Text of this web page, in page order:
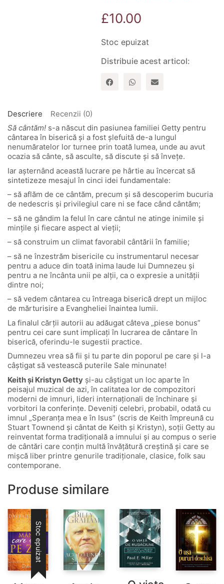
£10.00
Stoc epuizat
Distribuie acest articol:
Descriere
Recenzii (0)
Să cântăm! s-a născut din pasiunea familiei Getty pentru
cântarea în biserică și a fost șlefuită de-a lungul
nenumăratelor lor turnee prin toată lumea, unde au avut
ocazia să cânte, să asculte, să discute și să învețe.
Iar așternând această lucrare pe hârtie au încercat să
sintetizeze mesajul în cinci idei fundamentale:
– să aflăm de ce cântăm, precum și să descoperim bucuria
de nedescris și privilegiul care ni se face când cântăm;
– să ne gândim la felul în care cântul ne atinge inimile și
mințile și fiecare aspect al vieții;
– să construim un climat favorabil cântării în familie;
– să ne înzestrăm bisericile cu instrumentarul necesar
pentru a aduce din toată inima laude lui Dumnezeu și
pentru a ne încânta unii pe alții, ca o expresie a unității
dintre noi;
– să vedem cântarea cu întreaga biserică drept un mijloc
de mărturisire a Evangheliei înaintea lumii.
La finalul cărții autorii au adăugat câteva „piese bonus”
pentru cei care sunt implicați în lucrarea de cântare în
biserică, oferindu-le sugestii practice.
Dumnezeu vrea să fii și tu parte din poporul pe care și l-a
câștigat să vestească puterile Sale minunate!
Keith și Kristyn Getty și-au câștigat un loc aparte în
peisajul muzical de azi, în calitatea lor de compozitori
moderni de imnuri, lideri internaționali de închinare și
vorbitori la conferințe. Deveniți celebri, probabil, odată cu
imnul „Speranța mea e în Isus” (scris de Keith împreună cu
Stuart Townend și cântat de Keith și Kristyn), soții Getty au
reinventat forma tradițională a imnului și au compus o serie
de cântări care conțin multă învățătură creștină și care se
mișcă liber printre genurile tradiționale, clasice, folk sau
contemporane.
Produse similare
Stoc epuizat